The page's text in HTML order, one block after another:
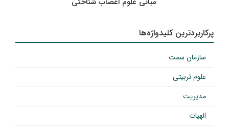
پرکاربردترین کلیدواژه‌ها
سازمان سمت
علوم تربیتی
مدیریت
الهیات